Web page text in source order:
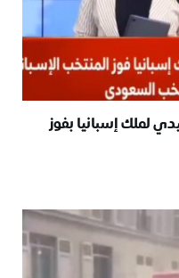
لملك إسبانيا بفوز